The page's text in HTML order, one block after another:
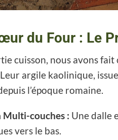
du Four : Le
cuisson, nous avons
argile kaolinique,
l’époque romaine.
Multi-couches : Une dalle
vers le bas.